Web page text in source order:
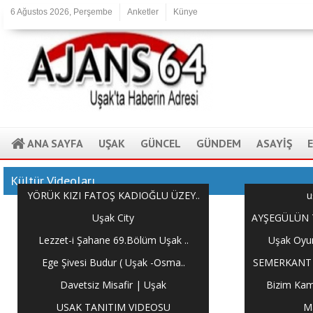
6 Ağustos 2026, Perşembe Anketler Künye
ANA SAYFA UŞAK GÜNCEL GÜNDEM ASAYİŞ
Kültür Videoları
YÖRÜK KIZI FATOŞ KADIOĞLU ÜZEY..
Uşak City
AYŞEGÜLÜN
Lezzet-i Şahane 69.Bölüm Uşak ..
Uşak
Ege Şivesi Budur ( Uşak -Osma..
Davetsiz Misafir | Uşak
Bizim
USAK TANITIM VIDEOSU